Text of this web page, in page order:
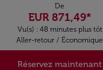
De
EUR 871,49*
Vu(s) : 48 minutes plus tôt
Aller-retour / Économique
Réservez maintenant